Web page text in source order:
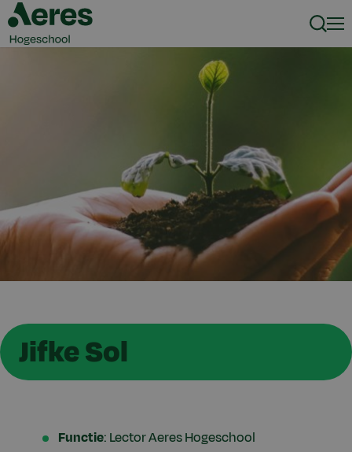
Jifke Sol
Functie: Lector Aeres Hogeschool